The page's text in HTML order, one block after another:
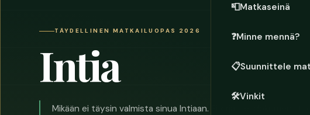
📮Matkaseinä
❓Minne mennä?
📋Suunnittele
🛠️Vinkit
TÄYDELLINEN MATKAILUOPAS 2026
Intia
Mikään ei täysin valmista sinua Intiaan. Ei kirjat, ei dokumentit,